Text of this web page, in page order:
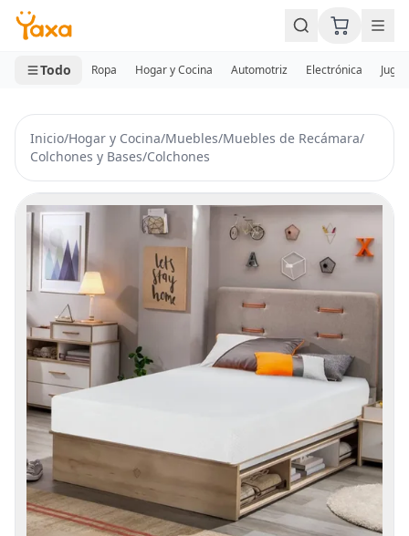
MINI CARRITO
0 productos
Todo Ropa Hogar y Cocina Automotriz Electrónica
Inicio/Hogar y Cocina/Muebles/Muebles de Recámara/
Colchones y Bases/Colchones